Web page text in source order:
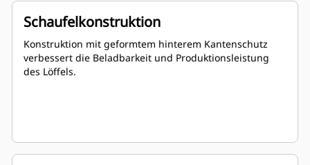
Schaufelkonstruktion
Konstruktion mit geformtem hinterem Kantenschutz
verbessert die Beladbarkeit und Produktionsleistung
des Löffels.